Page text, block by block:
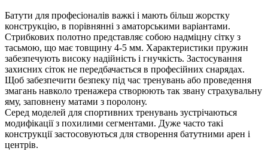
Батути для професіоналів важкі і мають більш жорстку
конструкцію, в порівнянні з аматорськими варіантами.
Стрибкових полотно представляє собою надміцну сітку з
тасьмою, що має товщину 4-5 мм. Характеристики пружин
забезпечують високу надійність і гнучкість. Застосування
захисних сіток не передбачається в професійних снарядах.
Щоб забезпечити безпеку під час тренувань або проведення
змагань навколо тренажера створюють так звану страхувальну
яму, заповнену матами з поролону.
Серед моделей для спортивних тренувань зустрічаються
модифікації з похилими сегментами. Дуже часто такі
конструкції застосовуються для створення батутними арен і
центрів.